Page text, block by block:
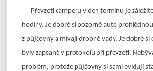
Převzetí camperu v den termínu je
hodiny. Je dobré si pozorně auto
z půjčovny a mívají drobné vady. Je dobré si
byly zapsané v protokolu při převzetí.
problém, protože půjčovny si sami evidují